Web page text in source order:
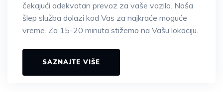
čekajući adekvatan prevoz za vaše vozilo. Naša
šlep služba dolazi kod Vas za najkraće moguće
vreme. Za 15-20 minuta stižemo na Vašu lokaciju.
SAZNAJTE VIŠE